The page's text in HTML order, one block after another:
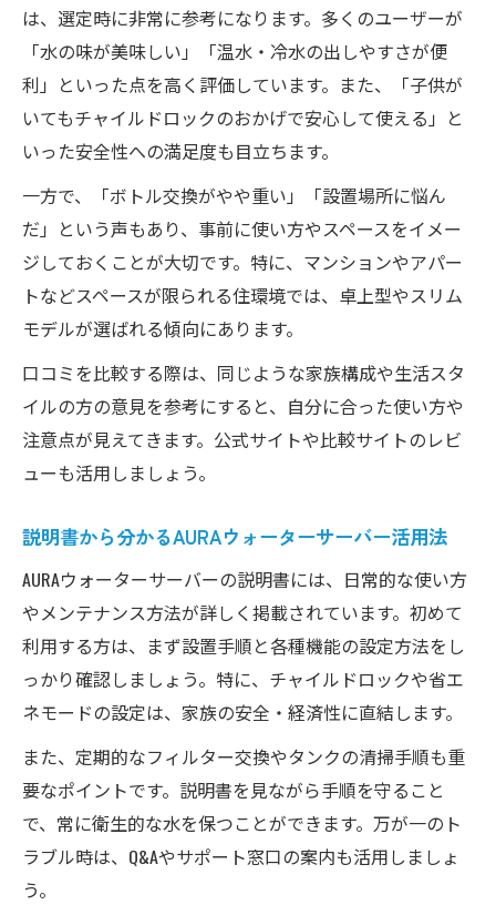
は、選定時に非常に参考になります。多くのユーザーが
「水の味が美味しい」「温水・冷水の出しやすさが便
利」といった点を高く評価しています。また、「子供が
いてもチャイルドロックのおかげで安心して使える」と
いった安全性への満足度も目立ちます。
一方で、「ボトル交換がやや重い」「設置場所に悩ん
だ」という声もあり、事前に使い方やスペースをイメー
ジしておくことが大切です。特に、マンションやアパー
トなどスペースが限られる住環境では、卓上型やスリム
モデルが選ばれる傾向にあります。
口コミを比較する際は、同じような家族構成や生活スタ
イルの方の意見を参考にすると、自分に合った使い方や
注意点が見えてきます。公式サイトや比較サイトのレビ
ューも活用しましょう。
説明書から分かるAURAウォーターサーバー活用法
AURAウォーターサーバーの説明書には、日常的な使い方
やメンテナンス方法が詳しく掲載されています。初めて
利用する方は、まず設置手順と各種機能の設定方法をし
っかり確認しましょう。特に、チャイルドロックや省エ
ネモードの設定は、家族の安全・経済性に直結します。
また、定期的なフィルター交換やタンクの清掃手順も重
要なポイントです。説明書を見ながら手順を守ること
で、常に衛生的な水を保つことができます。万が一のト
ラブル時は、Q&Aやサポート窓口の案内も活用しましょ
う。